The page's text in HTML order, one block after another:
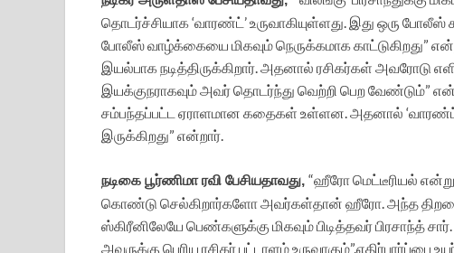
தொடர்ச்சியாக ‘வாரண்ட்’ உருவாகியுள்ளது. இது ஒரு
போலீஸ் வாழ்க்கையை மிகவும் நெருக்கமாக காட்டுகிறது”
இயல்பாக நடித்திருக்கிறார். அதனால் ரசிகர்கள் அவரோடு
இயக்குநராகவும் அவர் தொடர்ந்து வெற்றி பெற வேண்டும்”
சம்பந்தப்பட்ட ஏராளமான கதைகள் உள்ளன. அதனால் ‘வாரண்ட்’
இருக்கிறது” என்றார்.
நடிகை பூர்ணிமா ரவி பேசியதாவது, “ஹீரோ மெட்டீரியல் என்று
கொண்டு செல்கிறார்களோ அவர்கள்தான் ஹீரோ. அந்த திறமை
ஸ்கிரீனிலேயே பெண்களுக்கு மிகவும் பிடித்தவர் பிரசாந்த்
அவருக்கு பெரிய ரசிகர் பட்டாளம் உருவாகும்”.எதிர்பார்ப்பை